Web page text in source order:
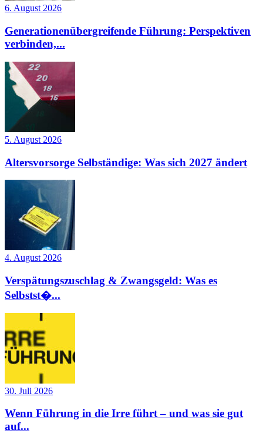
6. August 2026
Generationenübergreifende Führung: Perspektiven
verbinden,...
5. August 2026
Altersvorsorge Selbständige: Was sich 2027 ändert
4. August 2026
Verspätungszuschlag & Zwangsgeld: Was es
Selbstst�...
30. Juli 2026
Wenn Führung in die Irre führt – und was sie gut
auf...